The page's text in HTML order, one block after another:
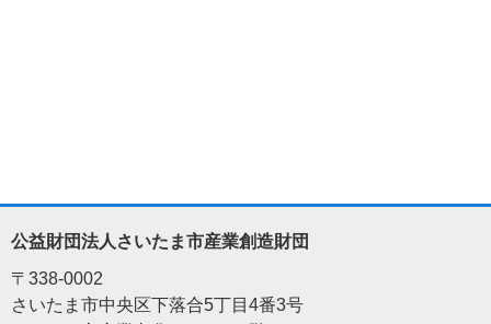
公益財団法人さいたま市産業創造財団
〒338-0002
さいたま市中央区下落合5丁目4番3号